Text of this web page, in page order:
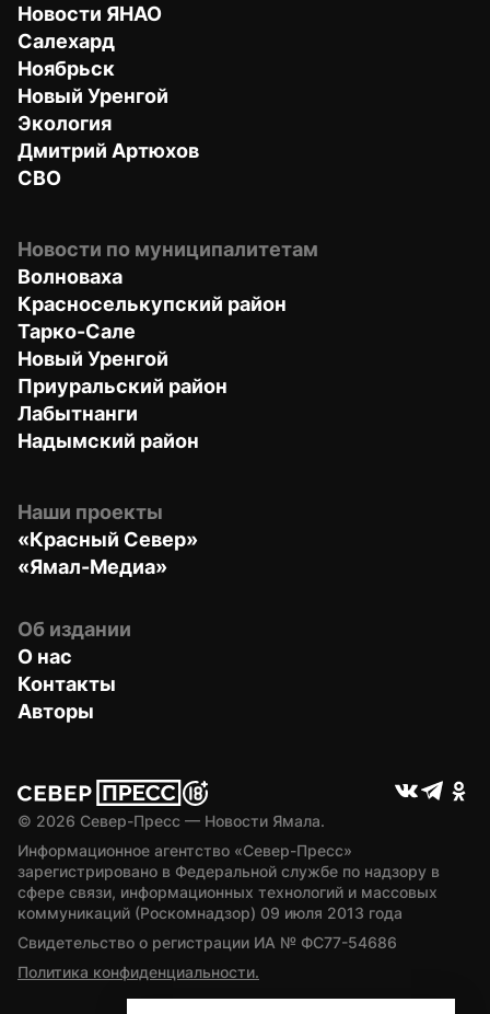
Новости ЯНАО
Салехард
Ноябрьск
Новый Уренгой
Экология
Дмитрий Артюхов
СВО
Новости по муниципалитетам
Волноваха
Красноселькупский район
Тарко-Сале
Новый Уренгой
Приуральский район
Лабытнанги
Надымский район
Наши проекты
«Красный Север»
«Ямал-Медиа»
Об издании
О нас
Контакты
Авторы
© 2026 Север-Пресс — Новости Ямала.
Информационное агентство «Север-Пресс»
зарегистрировано в Федеральной службе по надзору в
сфере связи, информационных технологий и массовых
коммуникаций (Роскомнадзор) 09 июля 2013 года
Свидетельство о регистрации ИА № ФС77-54686
Политика конфиденциальности.